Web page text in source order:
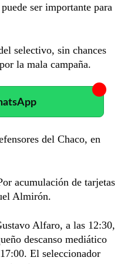
ser importante para
selectivo, sin chances
la mala campaña.
del Chaco, en
acumulación de tarjetas
Almirón.
Alfaro, a las 12:30,
descanso mediático
El seleccionador